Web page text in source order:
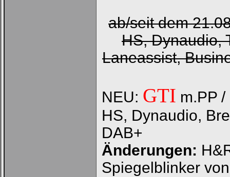
ab/seit dem
HS, Dynaudio,
Laneassist,
NEU: GTI m.PP
HS, Dynaudio,
DAB+
Änderungen:
Spiegelblinker